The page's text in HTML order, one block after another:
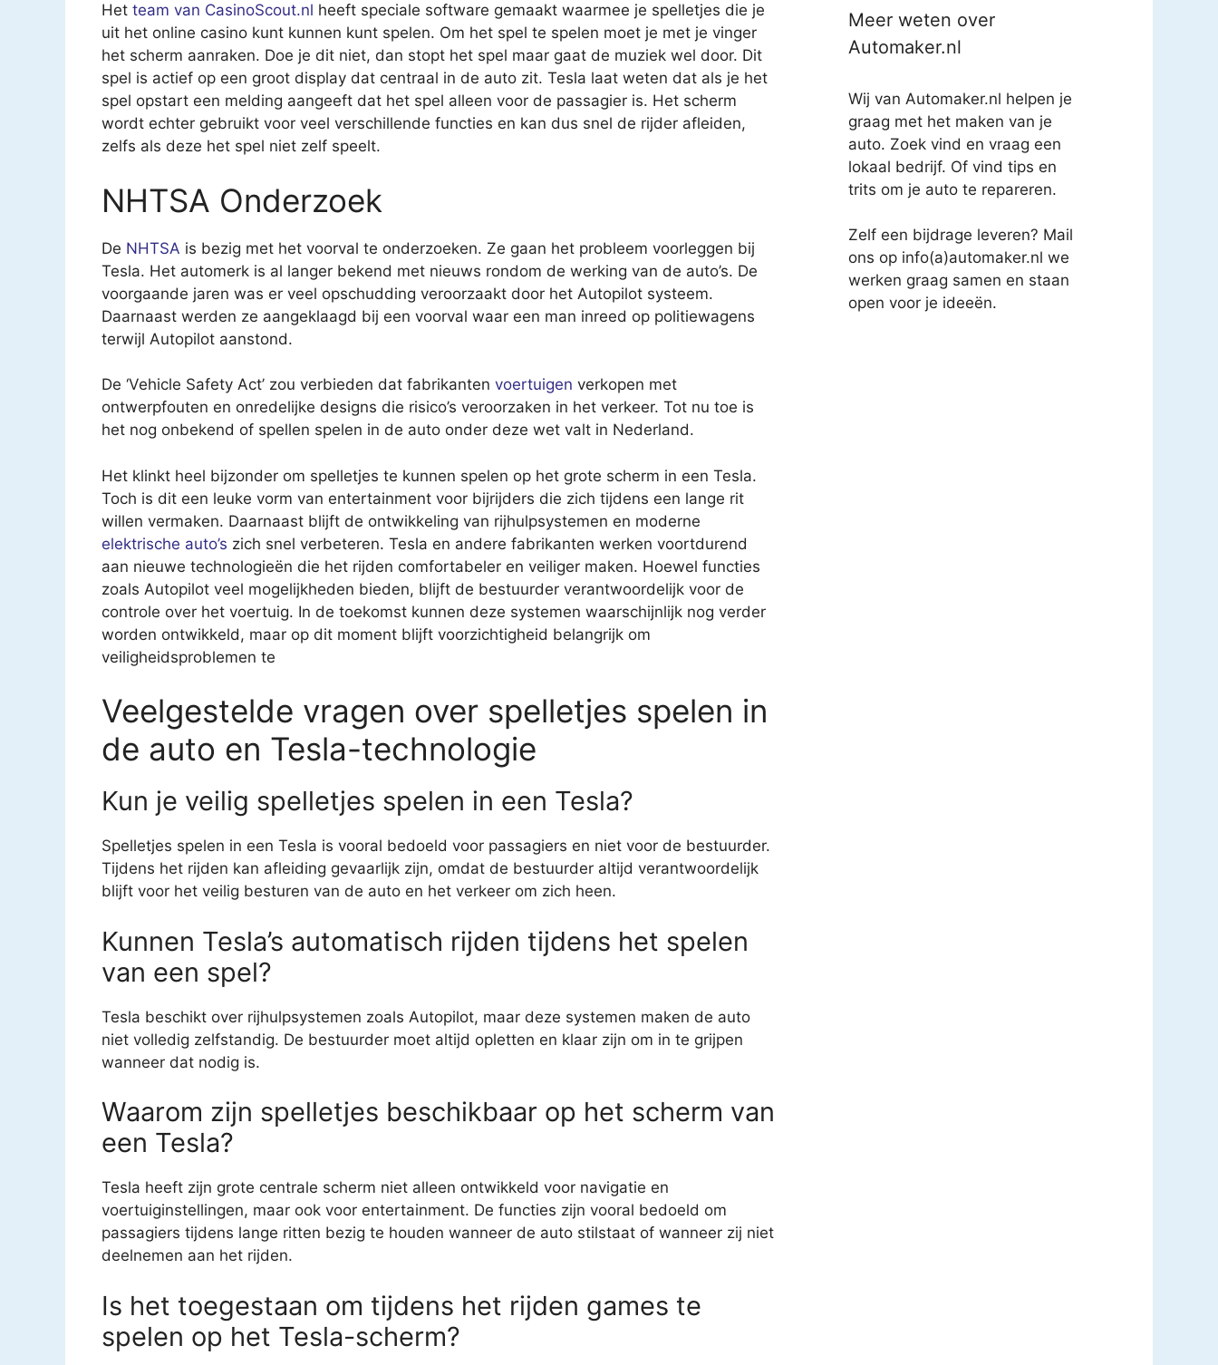
Het team van CasinoScout.nl heeft speciale software gemaakt waarmee je spelletjes die je
uit het online casino kunt kunnen kunt spelen. Om het spel te spelen moet je met je vinger
het scherm aanraken. Doe je dit niet, dan stopt het spel maar gaat de muziek wel door. Dit
spel is actief op een groot display dat centraal in de auto zit. Tesla laat weten dat als je het
spel opstart een melding aangeeft dat het spel alleen voor de passagier is. Het scherm
wordt echter gebruikt voor veel verschillende functies en kan dus snel de rijder afleiden,
zelfs als deze het spel niet zelf speelt.
NHTSA Onderzoek
De NHTSA is bezig met het voorval te onderzoeken. Ze gaan het probleem voorleggen bij
Tesla. Het automerk is al langer bekend met nieuws rondom de werking van de auto’s. De
voorgaande jaren was er veel opschudding veroorzaakt door het Autopilot systeem.
Daarnaast werden ze aangeklaagd bij een voorval waar een man inreed op politiewagens
terwijl Autopilot aanstond.
De ‘Vehicle Safety Act’ zou verbieden dat fabrikanten voertuigen verkopen met
ontwerpfouten en onredelijke designs die risico’s veroorzaken in het verkeer. Tot nu toe is
het nog onbekend of spellen spelen in de auto onder deze wet valt in Nederland.
Het klinkt heel bijzonder om spelletjes te kunnen spelen op het grote scherm in een Tesla.
Toch is dit een leuke vorm van entertainment voor bijrijders die zich tijdens een lange rit
willen vermaken. Daarnaast blijft de ontwikkeling van rijhulpsystemen en moderne
elektrische auto’s zich snel verbeteren. Tesla en andere fabrikanten werken voortdurend
aan nieuwe technologieën die het rijden comfortabeler en veiliger maken. Hoewel functies
zoals Autopilot veel mogelijkheden bieden, blijft de bestuurder verantwoordelijk voor de
controle over het voertuig. In de toekomst kunnen deze systemen waarschijnlijk nog verder
worden ontwikkeld, maar op dit moment blijft voorzichtigheid belangrijk om
veiligheidsproblemen te
Veelgestelde vragen over spelletjes spelen in
de auto en Tesla-technologie
Kun je veilig spelletjes spelen in een Tesla?
Spelletjes spelen in een Tesla is vooral bedoeld voor passagiers en niet voor de bestuurder.
Tijdens het rijden kan afleiding gevaarlijk zijn, omdat de bestuurder altijd verantwoordelijk
blijft voor het veilig besturen van de auto en het verkeer om zich heen.
Kunnen Tesla’s automatisch rijden tijdens het spelen
van een spel?
Tesla beschikt over rijhulpsystemen zoals Autopilot, maar deze systemen maken de auto
niet volledig zelfstandig. De bestuurder moet altijd opletten en klaar zijn om in te grijpen
wanneer dat nodig is.
Waarom zijn spelletjes beschikbaar op het scherm van
een Tesla?
Tesla heeft zijn grote centrale scherm niet alleen ontwikkeld voor navigatie en
voertuiginstellingen, maar ook voor entertainment. De functies zijn vooral bedoeld om
passagiers tijdens lange ritten bezig te houden wanneer de auto stilstaat of wanneer zij niet
deelnemen aan het rijden.
Is het toegestaan om tijdens het rijden games te
spelen op het Tesla-scherm?
Meer weten over
Automaker.nl
Wij van Automaker.nl helpen je
graag met het maken van je
auto. Zoek vind en vraag een
lokaal bedrijf. Of vind tips en
trits om je auto te repareren.
Zelf een bijdrage leveren? Mail
ons op info(a)automaker.nl we
werken graag samen en staan
open voor je ideeën.